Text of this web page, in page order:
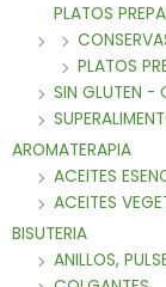
PLATOS
PLATOS
SIN GLUTEN -
AROMATERAPIA
ACEITES
ACEITES
BISUTERIA
ANILLOS,